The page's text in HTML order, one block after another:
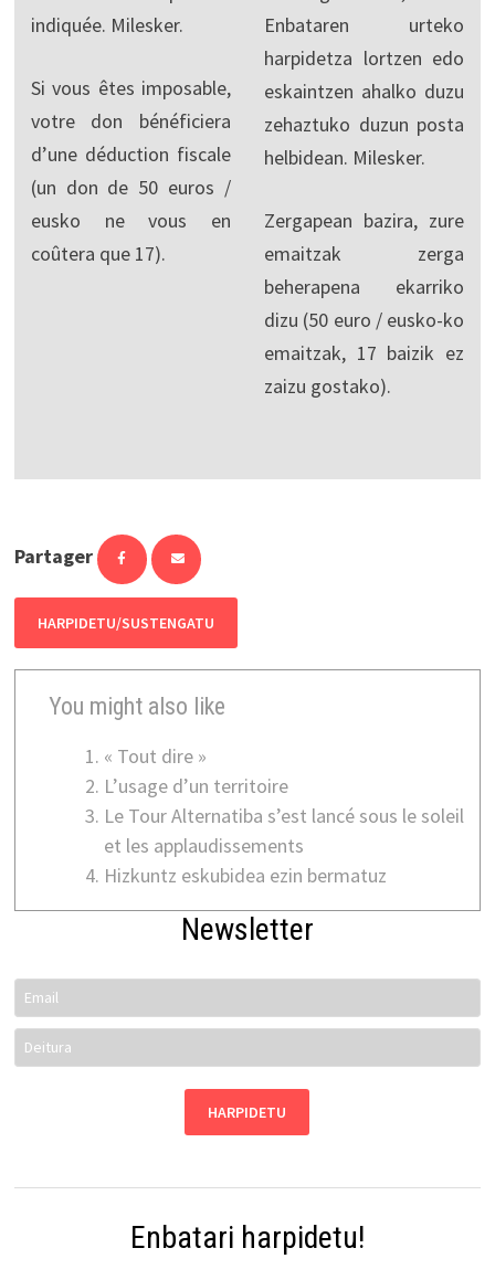
indiquée. Milesker.
Si vous êtes imposable,
votre don bénéficiera
d’une déduction fiscale
(un don de 50 euros /
eusko ne vous en
coûtera que 17).
Enbataren urteko
harpidetza lortzen edo
eskaintzen ahalko duzu
zehaztuko duzun posta
helbidean. Milesker.
Zergapean bazira, zure
emaitzak zerga
beherapena ekarriko
dizu (50 euro / eusko-ko
emaitzak, 17 baizik ez
zaizu gostako).
Partager
HARPIDETU/SUSTENGATU
You might also like
« Tout dire »
L’usage d’un territoire
Le Tour Alternatiba s’est lancé sous le soleil
et les applaudissements
Hizkuntz eskubidea ezin bermatuz
Newsletter
Enbatari harpidetu!